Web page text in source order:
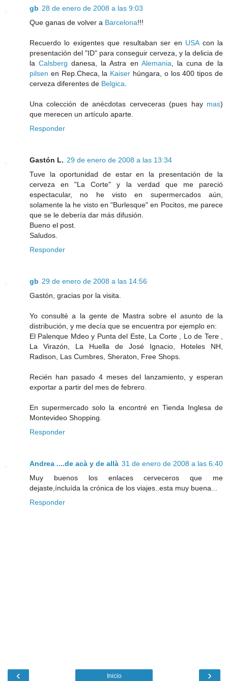
gb 28 de enero de 2008 a las 9:03
Que ganas de volver a Barcelona!!!
Recuerdo lo exigentes que resultaban ser en USAcon la
presentación del "ID" para conseguir cerveza, y la delicia de
laCalsberg danesa, la Astra en Alemania , la cuna de la
pilsen en Rep.Checa, la Kaiser húngara, o los 400 tipos de
cerveza diferentes de Belgica
Una colección de anécdotas cerveceras (pues hay mas)
que merecen un artículo aparte.
Responder
Gastón L. 29 de enero de 2008 a las 13:34
Tuve la oportunidad de estar en la presentación de la
cerveza en "La Corte" y la verdad que me pareció
espectacular, no he visto en supermercados aún,
solamente la he visto en "Burlesque" en Pocitos, me parece
que se le debería dar más difusión.
Bueno el post.
Saludos.
Responder
gb 29 de enero de 2008 a las 14:56
Gastón, gracias por la visita.
Yo consulté a la gente de Mastra sobre el asunto de la
distribución, y me decía que se encuentra por ejemplo en:
El Palenque Mdeo y Punta del Este, La Corte , Lo de Tere ,
La Virazón, La Huella de José Ignacio, Hoteles NH,
Radison, Las Cumbres, Sheraton, Free Shops.
Recién han pasado 4 meses del lanzamiento, y esperan
exportar a partir del mes de febrero.
En supermercado solo la encontré en Tienda Inglesa de
Montevideo Shopping.
Responder
Andrea ....de acà y de allà 31 de enero de 2008 a las 6:40
Muy buenos los enlaces cerveceros que me
dejaste,íncluída la crónica de los viajes..esta muy buena...
Responder
‹ ›
Inicio